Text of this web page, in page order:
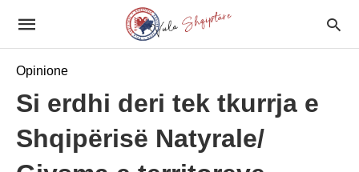
Opinione
Si erdhi deri tek tkurrja e
Shqipërisë Natyrale/